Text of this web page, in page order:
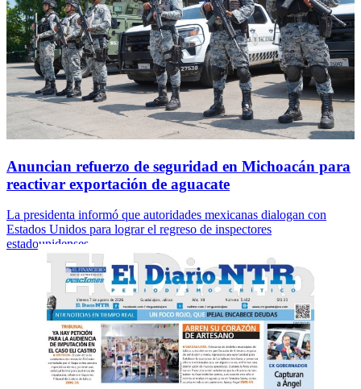
Anuncian refuerzo de seguridad en Michoacán para
reactivar exportación de aguacate
La presidenta informó que autoridades mexicanas dialogan con
Estados Unidos para lograr el regreso de inspectores
estadounidenses